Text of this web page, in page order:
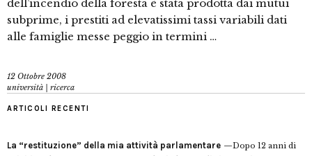
dell’incendio della foresta è stata prodotta dai mutui
subprime, i prestiti ad elevatissimi tassi variabili dati
alle famiglie messe peggio in termini …
12 Ottobre 2008
università | ricerca
ARTICOLI RECENTI
La “restituzione” della mia attività parlamentare
Dopo 12 anni di